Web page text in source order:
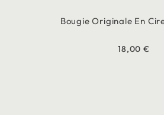
Bougie Originale En
18,00 €